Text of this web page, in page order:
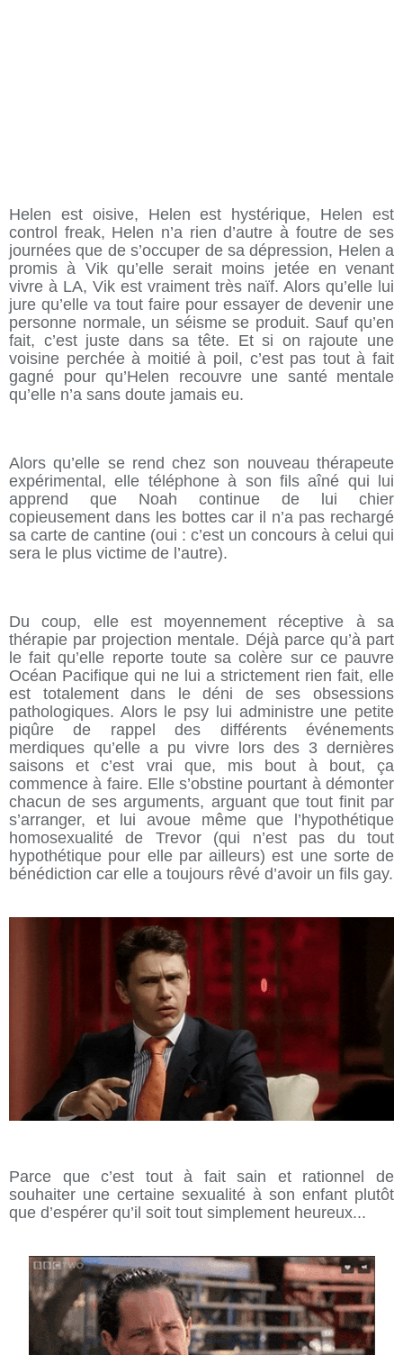
Helen est oisive, Helen est hystérique, Helen est
control freak, Helen n’a rien d’autre à foutre de ses
journées que de s’occuper de sa dépression, Helen a
promis à Vik qu’elle serait moins jetée en venant
vivre à LA, Vik est vraiment très naïf. Alors qu’elle lui
jure qu’elle va tout faire pour essayer de devenir une
personne normale, un séisme se produit. Sauf qu’en
fait, c’est juste dans sa tête. Et si on rajoute une
voisine perchée à moitié à poil, c’est pas tout à fait
gagné pour qu’Helen recouvre une santé mentale
qu’elle n’a sans doute jamais eu.
Alors qu’elle se rend chez son nouveau thérapeute
expérimental, elle téléphone à son fils aîné qui lui
apprend que Noah continue de lui chier
copieusement dans les bottes car il n’a pas rechargé
sa carte de cantine (oui : c’est un concours à celui qui
sera le plus victime de l’autre).
Du coup, elle est moyennement réceptive à sa
thérapie par projection mentale. Déjà parce qu’à part
le fait qu’elle reporte toute sa colère sur ce pauvre
Océan Pacifique qui ne lui a strictement rien fait, elle
est totalement dans le déni de ses obsessions
pathologiques. Alors le psy lui administre une petite
piqûre de rappel des différents événements
merdiques qu’elle a pu vivre lors des 3 dernières
saisons et c’est vrai que, mis bout à bout, ça
commence à faire. Elle s’obstine pourtant à démonter
chacun de ses arguments, arguant que tout finit par
s’arranger, et lui avoue même que l’hypothétique
homosexualité de Trevor (qui n’est pas du tout
hypothétique pour elle par ailleurs) est une sorte de
bénédiction car elle a toujours rêvé d’avoir un fils gay.
Parce que c’est tout à fait sain et rationnel de
souhaiter une certaine sexualité à son enfant plutôt
que d’espérer qu’il soit tout simplement heureux...